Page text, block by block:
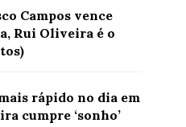
Campos vence
Rui Oliveira é o
rápido no dia em
cumpre ‘sonho’